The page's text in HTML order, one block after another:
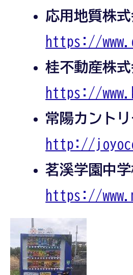
応用地質株
https://
桂不動産株
https://
常陽カント
http://
茗溪学園中
https://